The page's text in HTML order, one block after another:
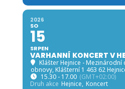
2026
SO
15
SRPEN
VARHANNÍ KONCERT V
Klášter Hejnice - Mezinárodní
obnovy, Klášterní 1 463 62
15.30 - 17.00 (GMT+02:00)
Druh akce Hejnice, Koncert